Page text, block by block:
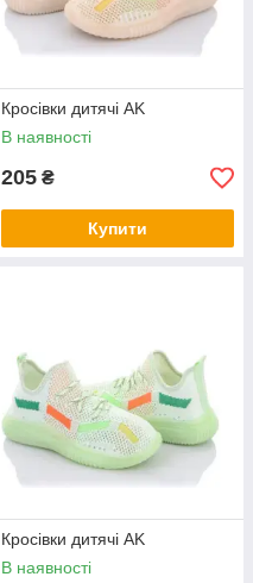
Кросівки дитячі AK
В наявності
205 ₴
Купити
Кросівки дитячі AK
В наявності